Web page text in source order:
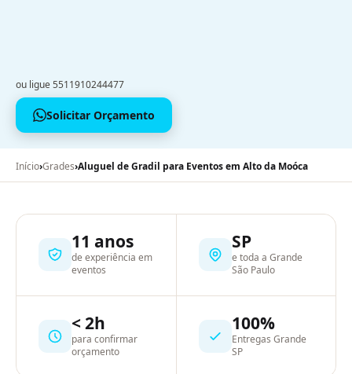
ou ligue 5511910244477
Solicitar Orçamento
Início›Grades›Aluguel de Gradil para Eventos em Alto da Moóca
11 anos
de experiência em
eventos
SP
e toda a Grande
São Paulo
< 2h
para confirmar
orçamento
100%
Entregas Grande
SP